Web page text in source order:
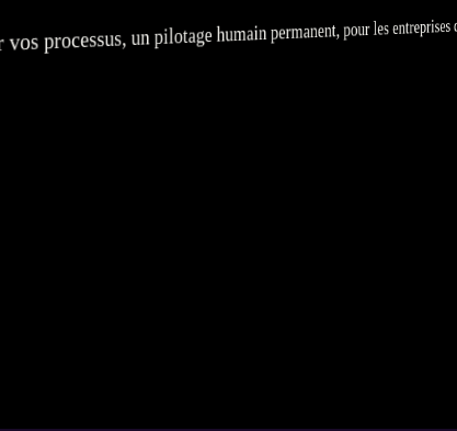
vosprocessus, unpilotagehumain permanent, pour les entreprises